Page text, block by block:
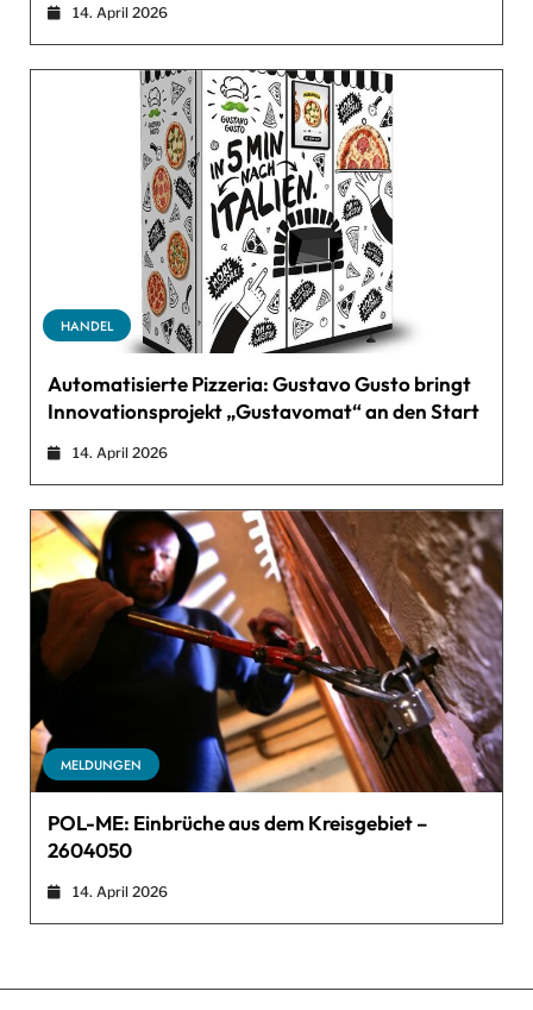
14. April 2026
HANDEL
Automatisierte Pizzeria: Gustavo Gusto bringt
Innovationsprojekt „Gustavomat“ an den Start
14. April 2026
MELDUNGEN
POL-ME: Einbrüche aus dem Kreisgebiet –
2604050
14. April 2026